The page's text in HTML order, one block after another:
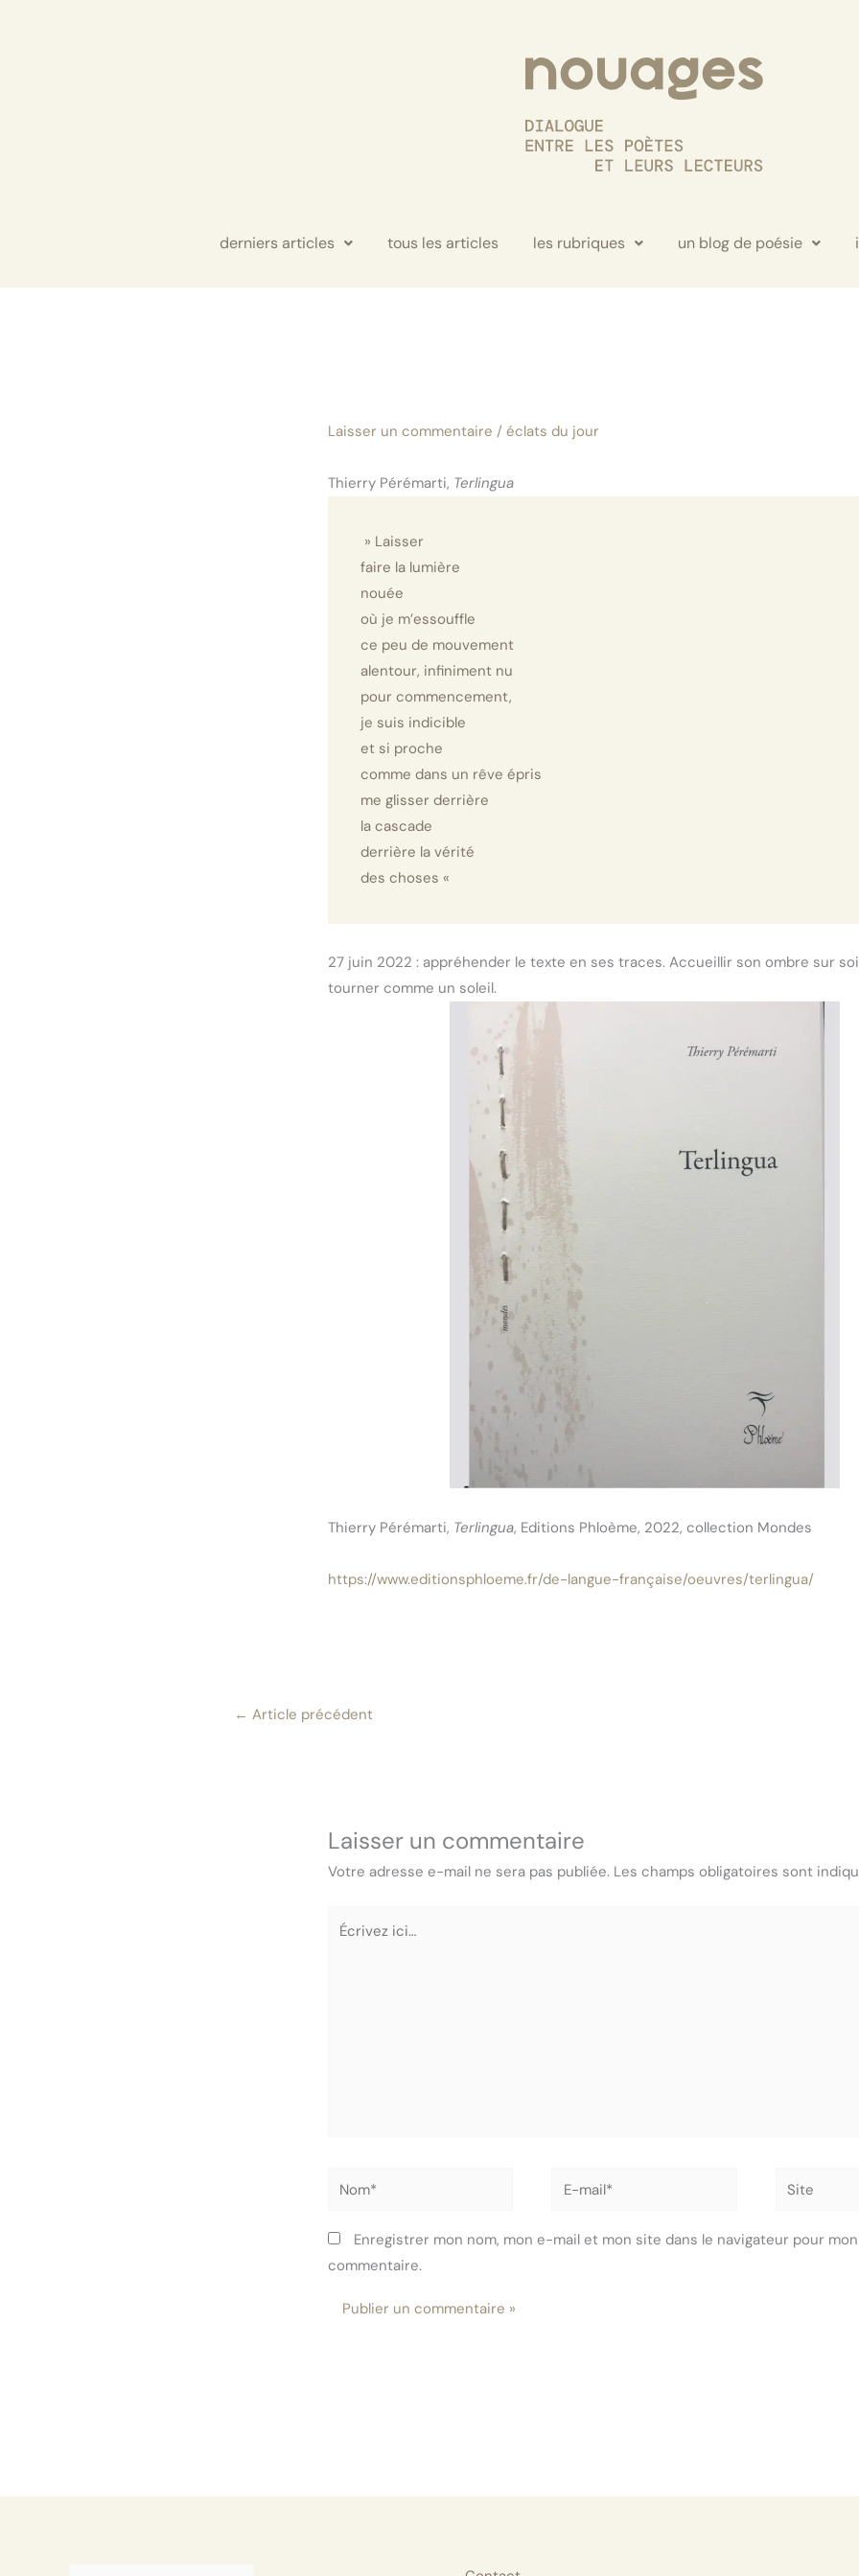
derniers articles tous les articles les rubriques un blog de poésie
Laisser un commentaire /éclats du jour
Thierry Pérémarti, Terlingua
» Laisser
faire la lumière
nouée
où je m’essouffle
ce peu de mouvement
alentour, infiniment nu
pour commencement,
je suis indicible
et si proche
comme dans un rêve épris
me glisser derrière
la cascade
derrière la vérité
des choses «
27 juin 2022 : appréhender le texte en ses traces. Accueillir son ombre sur
tourner comme un soleil.
Thierry Pérémarti, Terlingua, Editions Phloème, 2022, collection Mondes
https://www.editionsphloeme.fr/de-langue-française/oeuvres/terlingua/
← Article précédent
Laisser un commentaire
Votre adresse e-mail ne sera pas publiée. Les champs obligatoires sont
Écrivez
Nom*
E-
Site
Enregistrer mon nom, mon e-mail et mon site dans le navigateur pour
commentaire.